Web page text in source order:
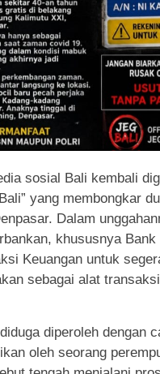
sosial Bali kembali
yang membongkar
Dalam
khususnya Bank
Keuangan untuk
sebagai alat
diperoleh dengan
oleh seorang